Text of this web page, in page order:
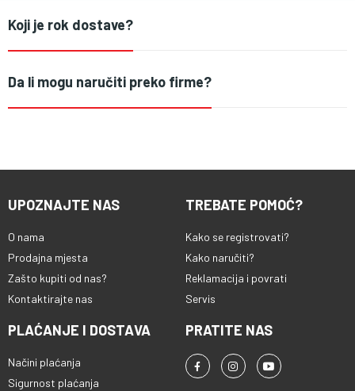
Koji je rok dostave?
Da li mogu naručiti preko firme?
UPOZNAJTE NAS
O nama
Prodajna mjesta
Zašto kupiti od nas?
Kontaktirajte nas
TREBATE POMOĆ?
Kako se registrovati?
Kako naručiti?
Reklamacija i povrati
Servis
PLAĆANJE I DOSTAVA
Načini plaćanja
Sigurnost plaćanja
PRATITE NAS